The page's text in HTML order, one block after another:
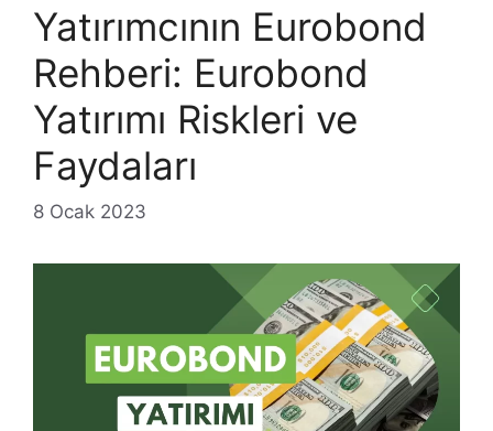
Yatırımcının Eurobond
Rehberi: Eurobond
Yatırımı Riskleri ve
Faydaları
8 Ocak 2023